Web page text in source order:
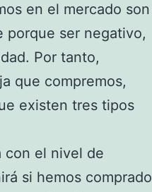
en el mercado son
porque ser negativo,
Por tanto,
que compremos,
existen tres tipos
con el nivel de
si hemos comprado